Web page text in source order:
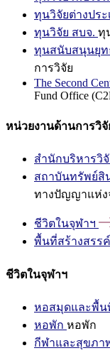
ทุนวิจัยต่างประ
ทุนวิจัย สบจ. ทุ
ทุนสนับสนุนยุท
การวิจัย
The Second
Fund Office
หน่วยงานด้านการวิจั
สำนักบริหารวิ
สถาบันทรัพย์สิ
ทางปัญญาแห่ง
ชีวิตในจุฬาฯ
พื้นที่สร้างสรรค์
ชีวิตในจุฬาฯ
หอสมุดและพื้น
หอพัก หอพัก
กีฬาและสุขภา